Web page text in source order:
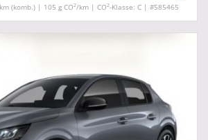
(komb.) | 105 g CO2/km | CO2-Klasse: C | #585465